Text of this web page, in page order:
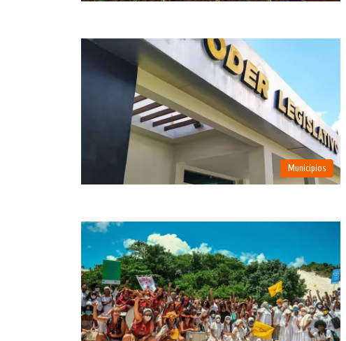
Municípios